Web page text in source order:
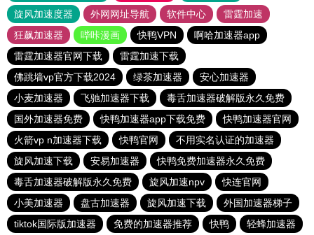
旋风加速度器
外网网址导航 软件中心
雷霆加速
狂飙加速器
哔咔漫画 快鸭VPN
啊哈加速器app
雷霆加速器官网下载
雷霆加速下载
佛跳墙vp官方下载2024
绿茶加速器
安心加速器
小麦加速器
飞驰加速器下载
毒舌加速器破解版永久免费
国外加速器免费
快鸭加速器app下载免费
快鸭加速器官网
火箭vp n加速器下载
快鸭官网
不用实名认证的加速器
旋风加速下载
安易加速器
快鸭免费加速器永久免费
毒舌加速器破解版永久免费
旋风加速npv
快连官网
小美加速器
盘古加速器 旋风加速下载
外国加速器梯子
tiktok国际版加速器
免费的加速器推荐 快鸭 轻蜂加速器